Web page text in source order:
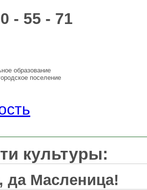
- 55 - 71
образование
поселение
культуры:
да Масленица!